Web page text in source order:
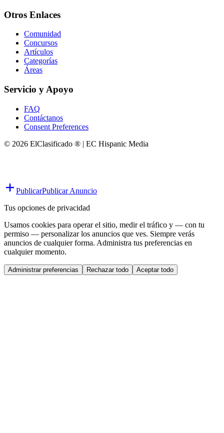
Otros Enlaces
Comunidad
Concursos
Artículos
Categorías
Áreas
Servicio y Apoyo
FAQ
Contáctanos
Consent Preferences
© 2026 ElClasificado ® | EC Hispanic Media
PublicarPublicar Anuncio
Tus opciones de privacidad
Usamos cookies para operar el sitio, medir el tráfico y — con tu
permiso — personalizar los anuncios que ves. Siempre verás
anuncios de cualquier forma. Administra tus preferencias en
cualquier momento.
Administrar preferencias Rechazar todo Aceptar todo